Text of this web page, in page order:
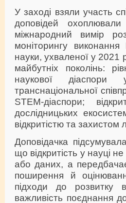
У заході взяли участь
доповідей
міжнародний вимір
моніторингу
науки, ухваленої у 2021
майбутніх поколінь:
наукової
транснаціональної
STEM-діаспори;
дослідницьких
відкритістю та захистом
Доповідачка
що відкритість у науці
або даних, а
поширення й
підходи до розвитку
важливість поєднання